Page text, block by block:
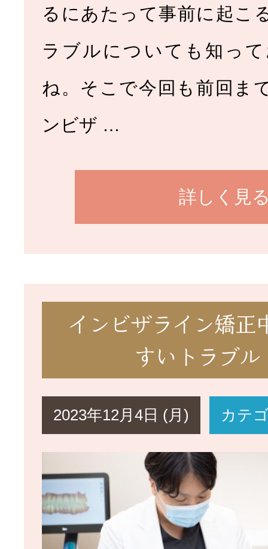
るにあたって事前に起こ
ラブルについても知っ
ね。そこで今回も前回ま
ンビザ …
詳しく見
インビザライン矯正
すいトラブル
2023年12月4日 (月) カテ